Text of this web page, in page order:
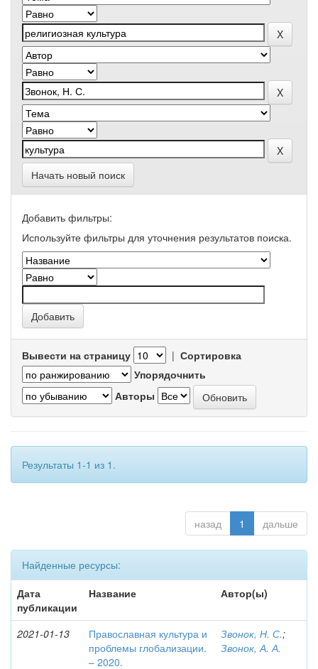
Начать новый поиск
Добавить фильтры:
Используйте фильтры для уточнения результатов поиска.
Вывести на страницу | Сортировка
Упорядочнить
Авторы
Результаты 1-1 из 1.
назад 1 дальше
Найденные ресурсы:
Дата
публикации
Название Автор(ы)
2021-01-13
Православная культура и
проблемы глобализации.
– 2020.
Звонок, Н. С.;
Звонок, А. А.